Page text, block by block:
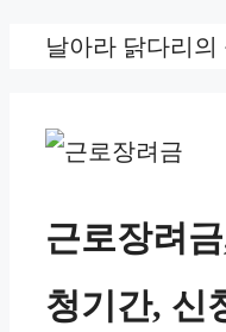
날아라 닭다리의
근로장려
청기간, 신